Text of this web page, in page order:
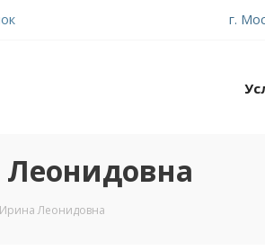
г.
Леонидовна